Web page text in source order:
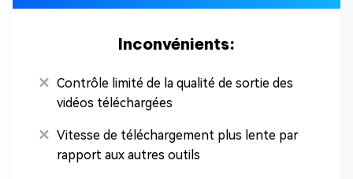
Inconvénients:
Contrôle limité de la qualité de sortie des
vidéos téléchargées
Vitesse de téléchargement plus lente par
rapport aux autres outils